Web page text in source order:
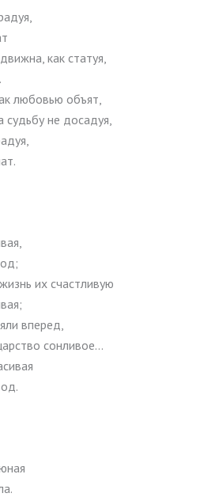
как статуя,
любовью объят,
не досадуя,
их счастливую
вперед,
сонливое…